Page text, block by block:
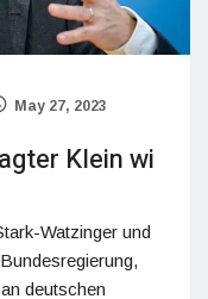
May 27, 2023
Klein wi
Watzinger und
deutschen